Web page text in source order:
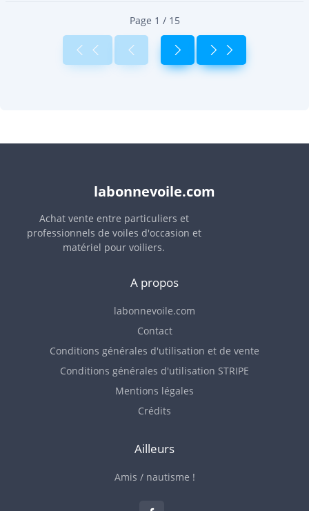
Page 1 / 15
labonnevoile.com
Achat vente entre particuliers et
professionnels de voiles d'occasion et
matériel pour voiliers.
A propos
labonnevoile.com
Contact
Conditions générales d'utilisation et de vente
Conditions générales d'utilisation STRIPE
Mentions légales
Crédits
Ailleurs
Amis / nautisme !